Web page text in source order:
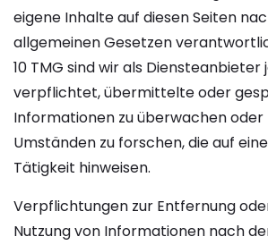
eigene Inhalte auf diesen Seiten
allgemeinen Gesetzen
10 TMG sind wir als
verpflichtet, übermittelte oder
Informationen zu überwachen oder
Umständen zu forschen, die auf
Tätigkeit hinweisen.
Verpflichtungen zur Entfernung
Nutzung von Informationen nach